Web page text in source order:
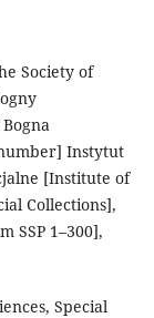
Society of
Instytut
[Institute of
Collections],
SSP 1–300],
Special